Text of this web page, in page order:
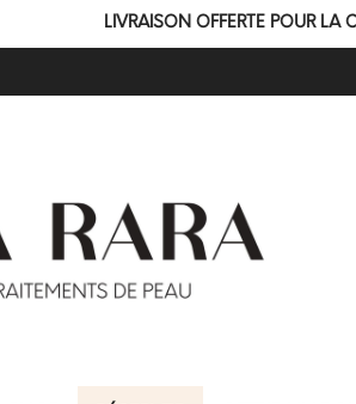
LIVRAISON OFFERTE POUR LA